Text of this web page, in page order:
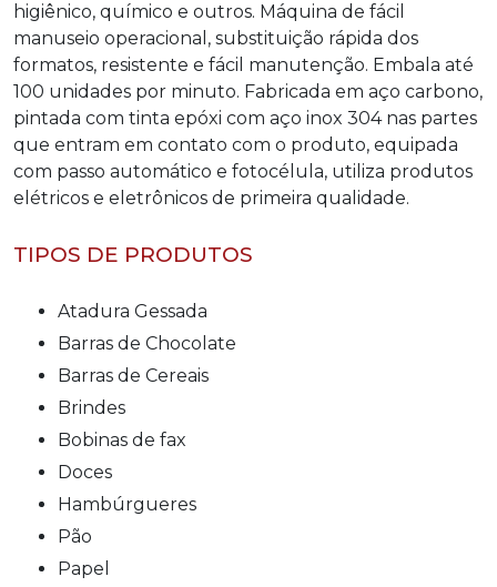
higiênico, químico e outros. Máquina de fácil
manuseio operacional, substituição rápida dos
formatos, resistente e fácil manutenção. Embala até
100 unidades por minuto. Fabricada em aço carbono,
pintada com tinta epóxi com aço inox 304 nas partes
que entram em contato com o produto, equipada
com passo automático e fotocélula, utiliza produtos
elétricos e eletrônicos de primeira qualidade.
TIPOS DE PRODUTOS
Atadura Gessada
Barras de Chocolate
Barras de Cereais
Brindes
Bobinas de fax
Doces
Hambúrgueres
Pão
Papel